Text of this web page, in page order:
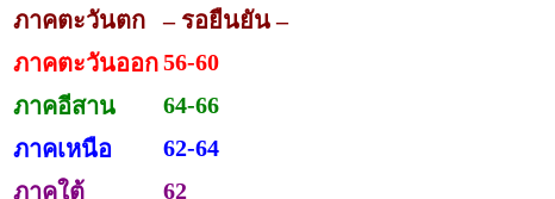
ภาคตะวันตก
– รอยืนยัน –
ภาคตะวันออก56-60
ภาคอีสาน
64-66
ภาคเหนือ
62-64
ภาคใต้
62